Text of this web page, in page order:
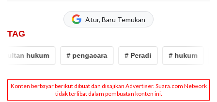
Atur, Baru Temukan
TAG
hukum # pengacara # Peradi # hukum